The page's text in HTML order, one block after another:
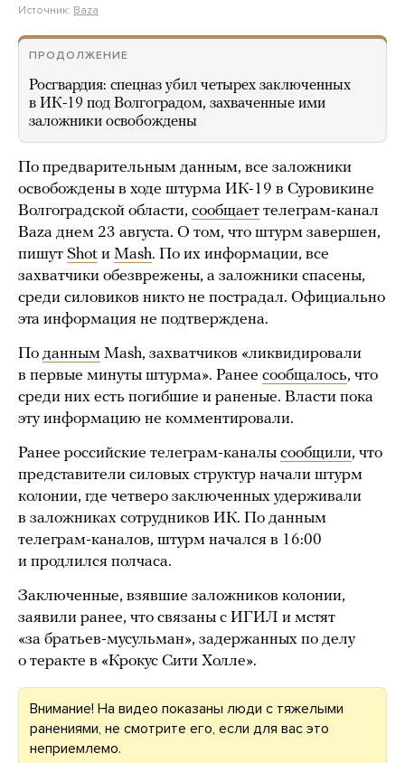
Источник: Baza
ПРОДОЛЖЕНИЕ
Росгвардия: спецназ убил четырех заключенных
в ИК-19 под Волгоградом, захваченные ими
заложники освобождены
По предварительным данным, все заложники
освобождены в ходе штурма ИК-19 в Суровикине
Волгоградской области, сообщает телеграм-канал
Baza днем 23 августа. О том, что штурм завершен,
пишут Shot и Mash. По их информации, все
захватчики обезврежены, а заложники спасены,
среди силовиков никто не пострадал. Официально
эта информация не подтверждена.
По данным Mash, захватчиков «ликвидировали
в первые минуты штурма». Ранее сообщалось, что
среди них есть погибшие и раненые. Власти пока
эту информацию не комментировали.
Ранее российские телеграм-каналы сообщили, что
представители силовых структур начали штурм
колонии, где четверо заключенных удерживали
в заложниках сотрудников ИК. По данным
телеграм-каналов, штурм начался в 16:00
и продлился полчаса.
Заключенные, взявшие заложников колонии,
заявили ранее, что связаны с ИГИЛ и мстят
«за братьев-мусульман», задержанных по делу
о теракте в «Крокус Сити Холле».
Внимание! На видео показаны люди с тяжелыми
ранениями, не смотрите его, если для вас это
неприемлемо.